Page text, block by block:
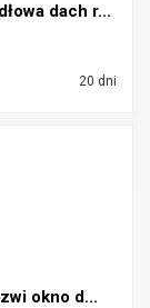
dach r...
20 dni
okno d...